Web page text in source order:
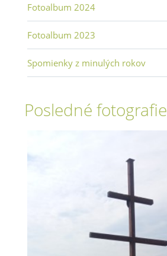
Fotoalbum 2024
Fotoalbum 2023
Spomienky z minulých rokov
Posledné fotografie